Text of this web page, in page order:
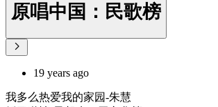
原唱中国：民歌榜
19 years ago
我多么热爱我的家园-朱慧